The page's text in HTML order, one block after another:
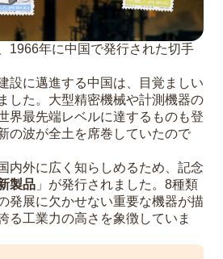
1966年に中国で発行された切手
設に邁進する中国は、目覚ましい
した。大型精密機械や計測機器の
界最先端レベルに達するものも登
の波が全土を席巻していたので
内外に広く知らしめるため、記念
製品 」が発行されました。8種類
発展に欠かせない重要な機器が描
る工業力の高さを象徴していま